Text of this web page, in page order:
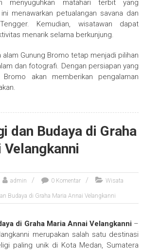
menyuguhkan matahari terbit yang
menawarkan petualangan savana dan
Kemudian, wisatawan dapat
menarik selama berkunjung.
alam Gunung Bromo tetap menjadi pilihan
dan fotografi. Dengan persiapan yang
akan memberikan pengalaman
dan Budaya di Graha
admin 0 Komentar Wisata
Budaya di Graha Maria Annai Velangkanni
di Graha Maria Annai Velangkanni –
merupakan salah satu destinasi
paling unik di Kota Medan, Sumatera